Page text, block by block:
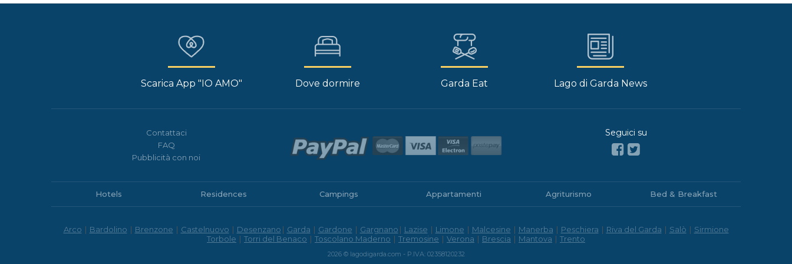
Scarica App "IO AMO" Dove dormire Garda Eat Lago di Garda News
Contattaci
FAQ
Pubblicità con noi
Seguici su
Hotels Residences Campings Appartamenti Agriturismo Bed & Breakfast
Arco | Bardolino | Brenzone | Castelnuovo | Desenzano | Garda | Gardone | Gargnano | Lazise | Limone | Malcesine | Manerba | Peschiera | Riva del Garda | Salò | Sirmione
Torbole | Torri del Benaco | Toscolano Maderno | Tremosine | Verona | Brescia | Mantova | Trento
2026 © lagodigarda.com - P.IVA: 02358120232